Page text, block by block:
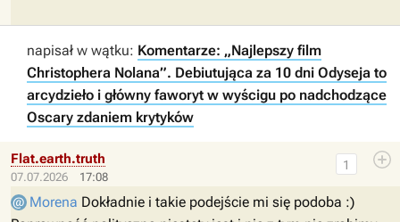
napisał w wątku: Komentarze: „Najlepszy film
Christophera Nolana”. Debiutująca za 10 dni Odyseja to
arcydzieło i główny faworyt w wyścigu po nadchodzące
Oscary zdaniem krytyków
07.07.2026 17:08
1
Flat.earth.truth
Morena Dokładnie i takie podejście mi się podoba :)